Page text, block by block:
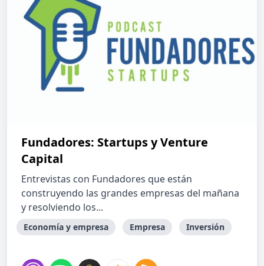
Fundadores: Startups y Venture
Capital
Entrevistas con Fundadores que están
construyendo las grandes empresas del mañana
y resolviendo los...
Economía y empresa Empresa Inversión